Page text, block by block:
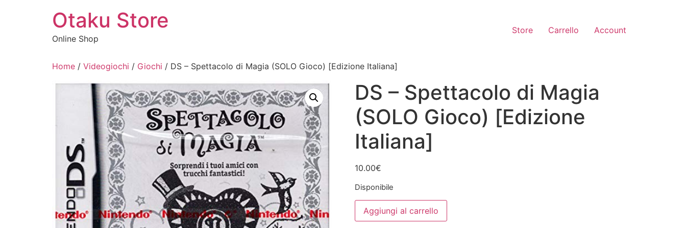
Otaku Store
Online Shop
Store Carrello Account
Home / Videogiochi / Giochi / DS – Spettacolo di Magia (SOLO Gioco) [Edizione Italiana]
DS – Spettacolo di Magia
(SOLO Gioco) [Edizione
Italiana]
10.00€
Disponibile
DS
Spettacolo
Aggiungi al carrello